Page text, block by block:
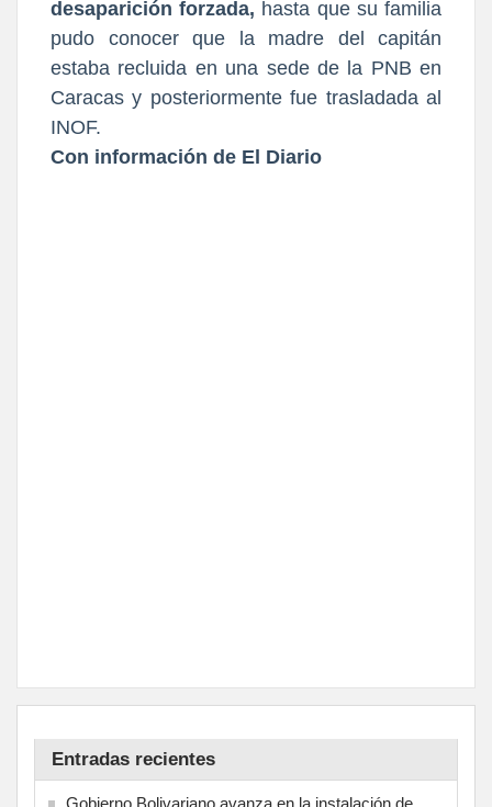
desaparición forzada, hasta que su familia
pudo conocer que la madre del capitán
estaba recluida en una sede de la PNB en
Caracas y posteriormente fue trasladada al
INOF.
Con información de El Diario
Entradas recientes
Gobierno Bolivariano avanza en la instalación de